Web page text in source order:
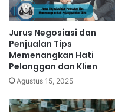
Jurus Negosiasi dan
Penjualan Tips
Memenangkan Hati
Pelanggan dan Klien
Agustus 15, 2025